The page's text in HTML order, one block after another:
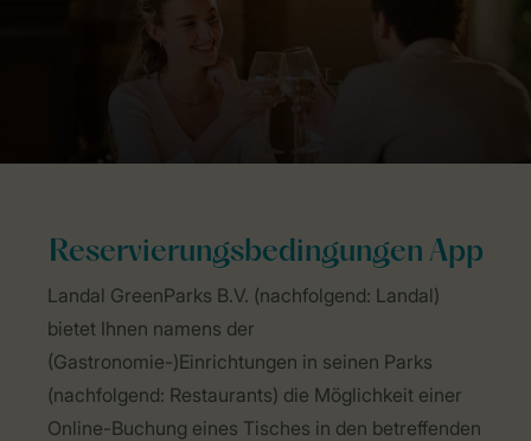
Reservierungsbedingungen App
Landal GreenParks B.V. (nachfolgend: Landal)
bietet Ihnen namens der
(Gastronomie-)Einrichtungen in seinen Parks
(nachfolgend: Restaurants) die Möglichkeit einer
Online-Buchung eines Tisches in den betreffenden